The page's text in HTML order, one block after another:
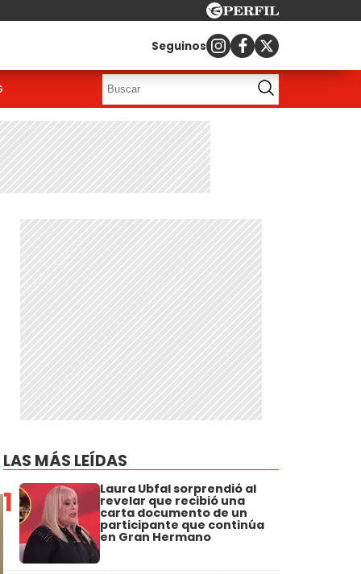
Seguinos
LAS MÁS LEÍDAS
1 Laura Ubfal sorprendió al
revelar que recibió una
carta documento de un
participante que continúa
en Gran Hermano